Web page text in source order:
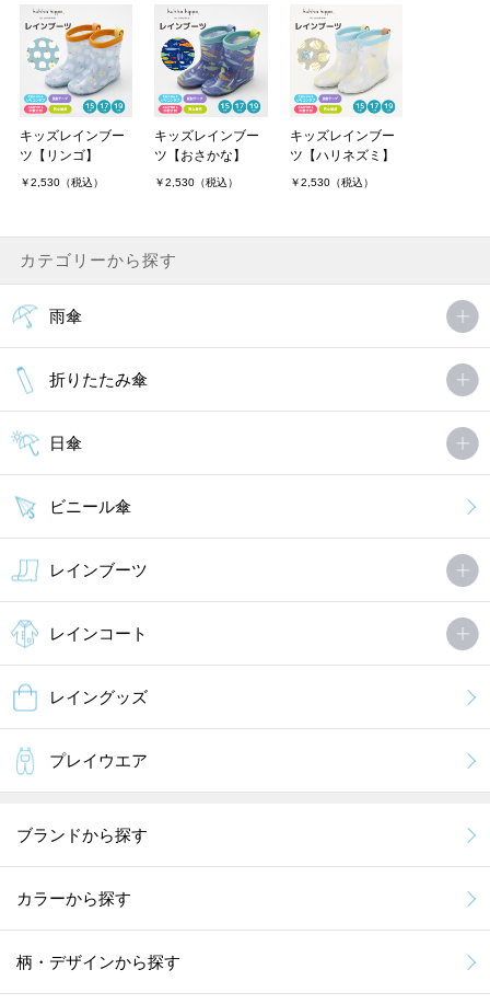
家の中で歩き回ってました。カバさんのマークにも気に入ってまし
た。履きやすいようで、これからの雨の季節が楽しみです。
まろんさん（1件） 購入者
非公開 投稿日：2022年04月16日
気付いて、まもなく3歳の子どもがとても喜んでいました。中敷き
かいところにたくさん．．．
まだ雨の日にはけていませんが、靴底のグリップがしっかりしてい
るので雨の日にはいて出かけるのが楽しみです。
2歳の女の子にもキュンとくる綺麗なブルーでした。
どっちが右か左かが分かりやすく、本人は何度も．．．
キッズレインブー
ツ【リンゴ】
￥2,530（税込）
キッズレインブー
ツ【おさかな】
￥2,530（税込）
キッズレインブー
ツ【ハリネズミ】
￥2,530（税込）
カテゴリーから探す
雨傘
折りたたみ傘
日傘
ビニール傘
レインブーツ
レインコート
レイングッズ
プレイウエア
ブランドから探す
カラーから探す
柄・デザインから探す